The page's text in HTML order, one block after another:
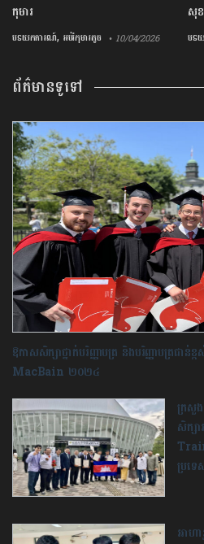
កុមារ
បទយកការណ៍, អប់រំកុមារតូច • 10/04/2026
សុខ
បទ
ព័ត៌មានទូទៅ
ឱកាសសិក្សាថ្នាក់បរិញ្ញាបត្រ និងបរិញ្ញាបត្រជ
MacBain ២០២៤
ក្រសួ
សិក្ស
ប្រទ
អាហ